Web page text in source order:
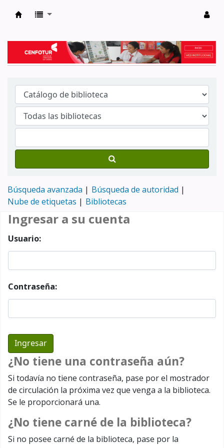
Búsqueda avanzada
Búsqueda de autoridad
Nube de etiquetas
Bibliotecas
Ingresar a su cuenta
Usuario:
Contraseña:
¿No tiene una contraseña aún?
Si todavía no tiene contraseña, pase por el mostrador
de circulación la próxima vez que venga a la biblioteca.
Se le proporcionará una.
¿No tiene carné de la biblioteca?
Si no posee carné de la biblioteca, pase por la